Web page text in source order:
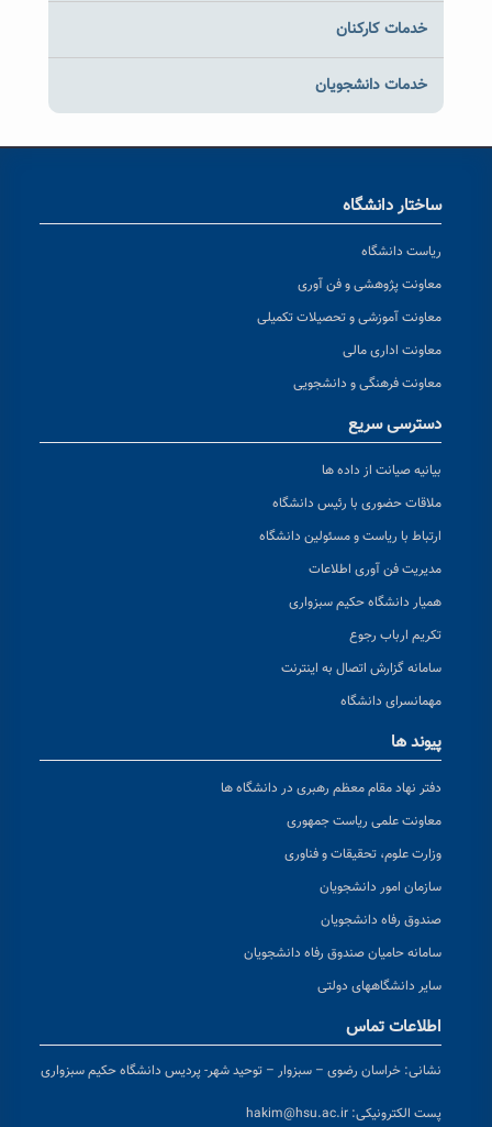
خدمات کارکنان
خدمات دانشجویان
ساختار دانشگاه
ریاست دانشگاه
معاونت پژوهشی و فن آوری
معاونت آموزشی و تحصیلات تکمیلی
معاونت اداری مالی
معاونت فرهنگی و دانشجویی
دسترسی سریع
بیانیه صیانت از داده ها
ملاقات حضوری با رئیس دانشگاه
ارتباط با ریاست و مسئولین دانشگاه
مدیریت فن آوری اطلاعات
همیار دانشگاه حکیم سبزواری
تکریم ارباب رجوع
سامانه گزارش اتصال به اینترنت
مهمانسرای دانشگاه
پیوند ها
دفتر نهاد مقام معظم رهبری در دانشگاه ها
معاونت علمی ریاست جمهوری
وزارت علوم، تحقیقات و فناوری
سازمان امور دانشجویان
صندوق رفاه دانشجویان
سامانه حامیان صندوق رفاه دانشجویان
سایر دانشگاههای دولتی
اطلاعات تماس
نشانی: خراسان رضوی – سبزوار – توحید شهر- پردیس دانشگاه حکیم سبزواری
پست الکترونیکی: hakim@hsu.ac.ir